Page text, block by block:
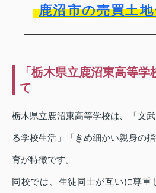
鹿沼市の売買土
「栃木県立鹿沼東高等
て
栃木県立鹿沼東高等学校は、「文
る学校生活」「きめ細かい親身の
育が特徴です。
同校では、生徒同士が互いに尊重